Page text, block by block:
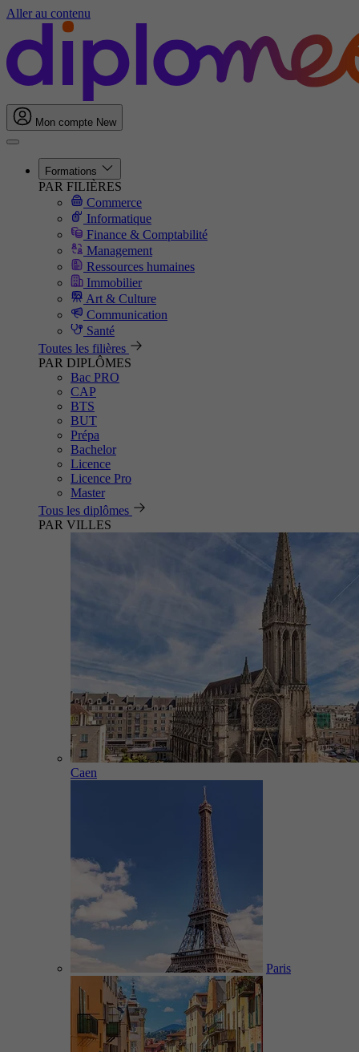
Aller au contenu
Mon compte New
Formations
PAR FILIÈRES
Commerce
Informatique
Finance & Comptabilité
Management
Ressources humaines
Immobilier
Art & Culture
Communication
Santé
Toutes les filières
PAR DIPLÔMES
Bac PRO
CAP
BTS
BUT
Prépa
Bachelor
Licence
Licence Pro
Master
Tous les diplômes
PAR VILLES
Caen
Paris